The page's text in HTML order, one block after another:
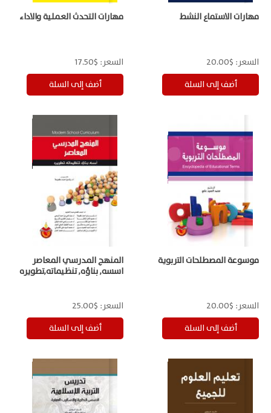
مهارات الاستماع النشط
السعر: $20.00
مهارات التحدث العملية والاداء
السعر: $17.50
موسوعة المصطلحات التربوية
السعر: $20.00
المنهج المدرسي المعاصر
اسسه, بناؤه, تنظيماته,تطويره
السعر: $25.00